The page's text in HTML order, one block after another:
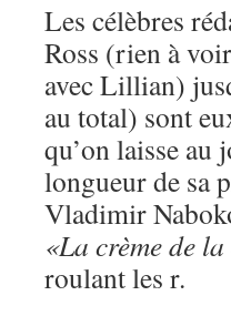
Les célèbres
Ross (rien à
avec Lillian)
au total) sont
qu’on laisse
longueur de sa
Vladimir
«La crème de
roulant les r.